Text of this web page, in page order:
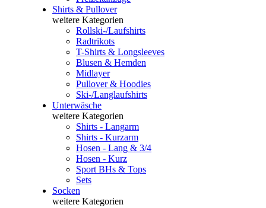
Shirts & Pullover
weitere Kategorien
Rollski-/Laufshirts
Radtrikots
T-Shirts & Longsleeves
Blusen & Hemden
Midlayer
Pullover & Hoodies
Ski-/Langlaufshirts
Unterwäsche
weitere Kategorien
Shirts - Langarm
Shirts - Kurzarm
Hosen - Lang & 3/4
Hosen - Kurz
Sport BHs & Tops
Sets
Socken
weitere Kategorien